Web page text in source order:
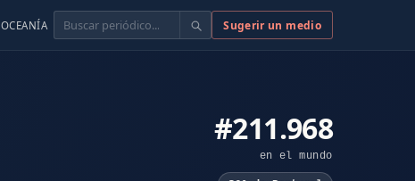
OCEANÍA Buscar Sugerir un medio
#211.968
en el mundo